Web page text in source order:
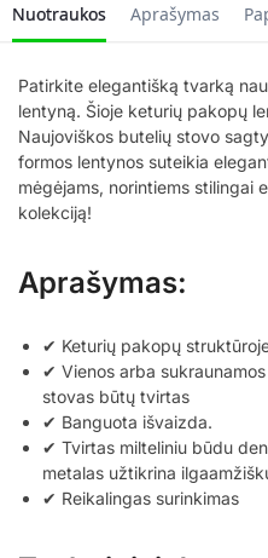
Nuotraukos Aprašymas
Patirkite elegantišką tvarką
lentyną. Šioje keturių pakopų
Naujoviškos butelių stovo
formos lentynos suteikia
mėgėjams, norintiems stilingai
kolekciją!
Aprašymas:
✔ Keturių pakopų
✔ Vienos arba
stovas būtų tvirtas
✔ Banguota išvaizda.
✔ Tvirtas milteliniu būdu
metalas užtikrina
✔ Reikalingas surinkimas